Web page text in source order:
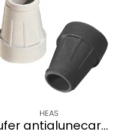
HEAS
antialunecare